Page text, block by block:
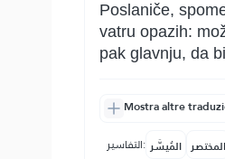
Poslaniče,
vatru opazih:
pak glavnju, da
Mostra altre
التفاسير: المُيسَّر المختصر